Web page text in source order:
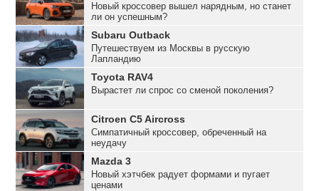
Новый кроссовер вышел нарядным, но станет
ли он успешным?
Subaru Outback
Путешествуем из Москвы в русскую
Лапландию
Toyota RAV4
Вырастет ли спрос со сменой поколения?
Citroen C5 Aircross
Симпатичный кроссовер, обреченный на
неудачу
Mazda 3
Новый хэтчбек радует формами и пугает
ценами